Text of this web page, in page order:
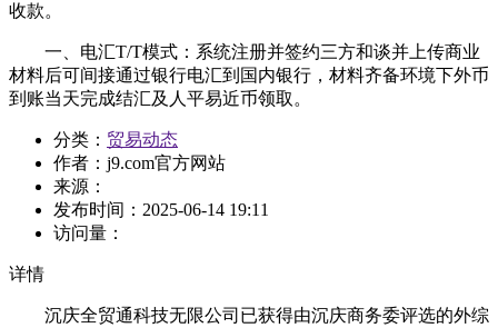
收款。
一、电汇T/T模式：系统注册并签约三方和谈并上传商业
材料后可间接通过银行电汇到国内银行，材料齐备环境下外币
到账当天完成结汇及人平易近币领取。
分类： 贸易动态
作者： j9.com官方网站
来源：
发布时间： 2025-06-14 19:11
访问量：
详情
沉庆全贸通科技无限公司已获得由沉庆商务委评选的外综